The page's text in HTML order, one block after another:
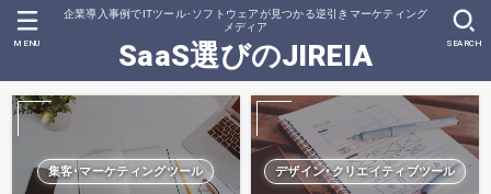
企業導入事例でITツール･ソフトウェアが見つかる逆引きマーケティング
メディア
SaaS選びのJIREIA SEARCH
MENU
集客･マーケティングツール デザイン･クリエイティブツール